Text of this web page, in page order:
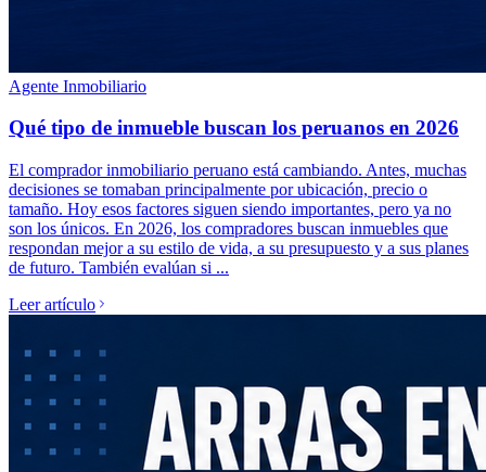
Agente Inmobiliario
Qué tipo de inmueble buscan los peruanos en 2026
El comprador inmobiliario peruano está cambiando. Antes, muchas
decisiones se tomaban principalmente por ubicación, precio o
tamaño. Hoy esos factores siguen siendo importantes, pero ya no
son los únicos. En 2026, los compradores buscan inmuebles que
respondan mejor a su estilo de vida, a su presupuesto y a sus planes
de futuro. También evalúan si ...
Leer artículo